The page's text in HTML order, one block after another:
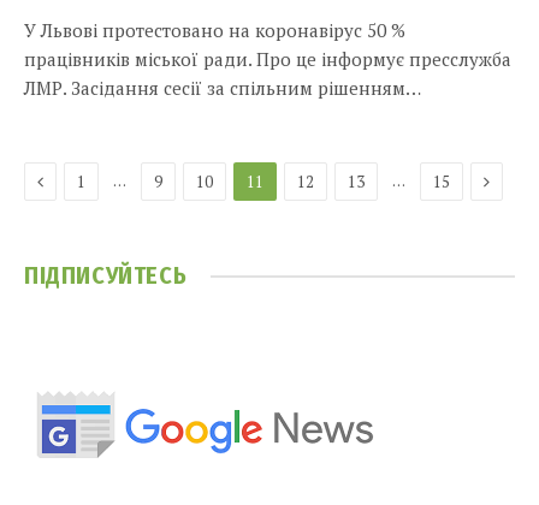
У Львові протестовано на коронавірус 50 %
працівників міської ради. Про це інформує пресслужба
ЛМР. Засідання сесії за спільним рішенням…
Previous
1 … 9 10 11 12 13 … 15 Next
ПІДПИСУЙТЕСЬ